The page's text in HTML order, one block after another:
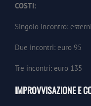
COSTI:
Singolo incontro:
Due incontri: euro 95
Tre incontri: euro 135
IMPROVVISAZIONE E